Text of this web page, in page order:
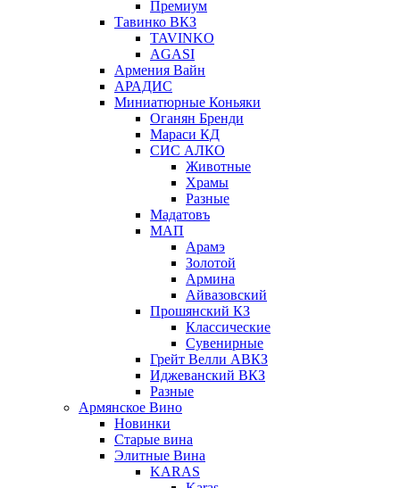
Премиум
Тавинко ВКЗ
TAVINKO
AGASI
Армения Вайн
АРАДИС
Миниатюрные Коньяки
Оганян Бренди
Мараси КД
СИС АЛКО
Животные
Храмы
Разные
Мадатовъ
МАП
Арамэ
Золотой
Армина
Айвазовский
Прошянский КЗ
Классические
Сувенирные
Грейт Велли АВКЗ
Иджеванский ВКЗ
Разные
Армянское Вино
Новинки
Старые вина
Элитные Вина
KARAS